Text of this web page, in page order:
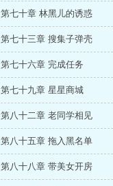
第七十章 林黑儿的诱惑
第七十三章 搜集子弹壳
第七十六章 完成任务
第七十九章 星星商城
第八十二章 老同学相见
第八十五章 拖入黑名单
第八十八章 带美女开房